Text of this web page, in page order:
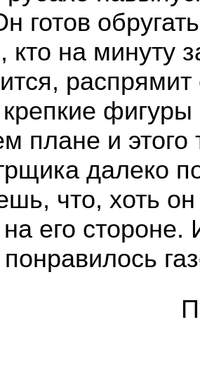
готов
кто на минуту
распрямит
фигуры
плане и этого
далеко
что, хоть
его стороне.